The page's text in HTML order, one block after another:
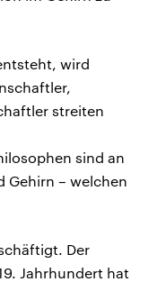
wird
streiten
sind an
Gehirn – welchen
Der
Jahrhundert hat